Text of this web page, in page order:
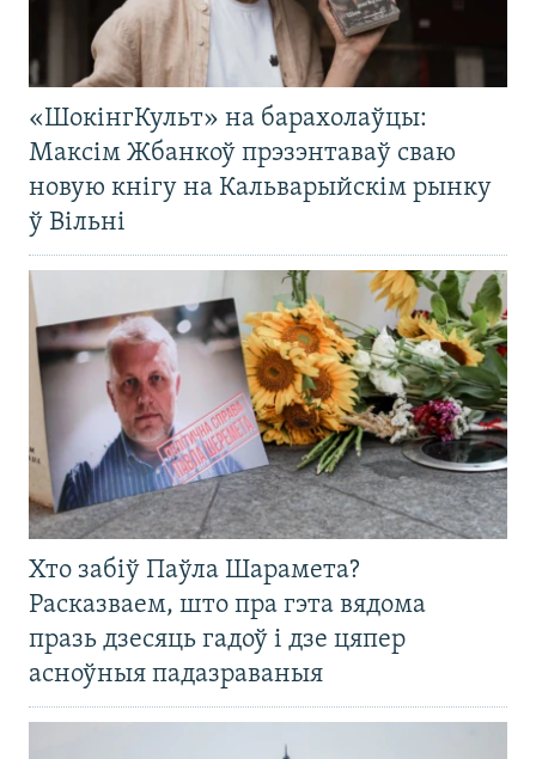
«ШокінгКульт» на барахолаўцы:
Максім Жбанкоў прэзэнтаваў сваю
новую кнігу на Кальварыйскім рынку
ў Вільні
Хто забіў Паўла Шарамета?
Расказваем, што пра гэта вядома
празь дзесяць гадоў і дзе цяпер
асноўныя падазраваныя